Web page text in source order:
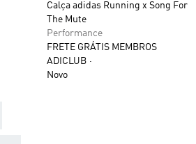
Calça adidas Running x Song For
The Mute
Performance
FRETE GRÁTIS MEMBROS
ADICLUB
Novo